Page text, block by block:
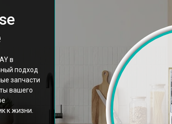
в
подход
запчасти
вашего
к жизни.